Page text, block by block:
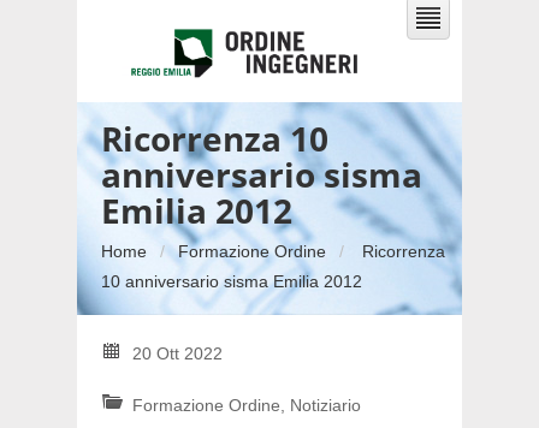
Ricorrenza 10
anniversario sisma
Emilia 2012
Home Formazione Ordine
Ricorrenza
10 anniversario sisma Emilia 2012
20 Ott 2022
Formazione Ordine Notiziario